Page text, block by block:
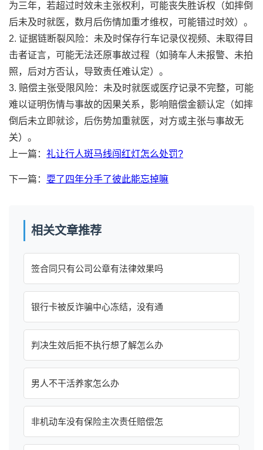
为三年，若超过时效未主张权利，可能丧失胜诉权（如摔倒
后未及时就医，数月后伤情加重才维权，可能错过时效）。
2. 证据链断裂风险：未及时保存行车记录仪视频、未取得目
击者证言，可能无法还原事故过程（如骑车人未报警、未拍
照，后对方否认，导致责任难认定）。
3. 赔偿主张受限风险：未及时就医或医疗记录不完整，可能
难以证明伤情与事故的因果关系，影响赔偿金额认定（如摔
倒后未立即就诊，后伤势加重就医，对方或主张与事故无
关）。
上一篇： 礼让行人斑马线闯红灯怎么处罚?
下一篇： 耍了四年分手了彼此能忘掉嘛
相关文章推荐
签合同只有公司公章有法律效果吗
银行卡被反诈骗中心冻结，没有通
判决生效后拒不执行想了解怎么办
男人不干活养家怎么办
非机动车没有保险主次责任赔偿怎